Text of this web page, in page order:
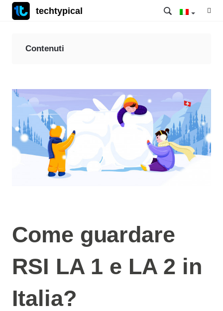
techtypical
Come guardare
RSI LA 1 e LA 2 in
Italia?
Contenuti